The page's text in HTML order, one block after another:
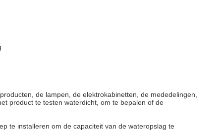
de lampen, de elektrokabinetten, de mededelingen,
product te testen waterdicht, om te bepalen of de
te installeren om de capaciteit van de wateropslag te